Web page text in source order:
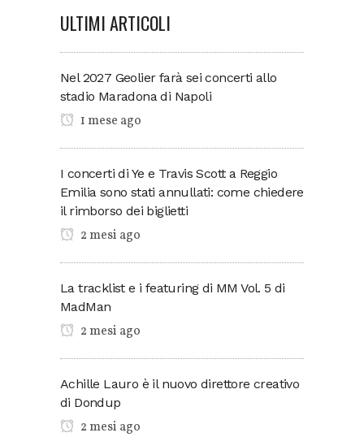
ULTIMI ARTICOLI
Nel 2027 Geolier farà sei concerti allo
stadio Maradona di Napoli
1 mese ago
I concerti di Ye e Travis Scott a Reggio
Emilia sono stati annullati: come chiedere
il rimborso dei biglietti
2 mesi ago
La tracklist e i featuring di MM Vol. 5 di
MadMan
2 mesi ago
Achille Lauro è il nuovo direttore creativo
di Dondup
2 mesi ago